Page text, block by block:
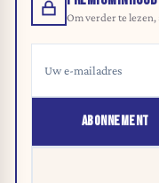
Om verder te
ABONNEMENT